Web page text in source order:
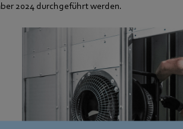
2024 durchgeführt werden.